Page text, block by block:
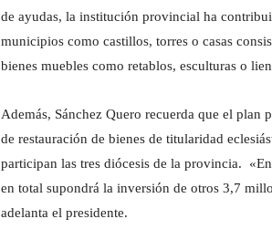
de ayudas, la institución provincial ha
municipios como castillos, torres o casas
bienes muebles como retablos, esculturas o
Además, Sánchez Quero recuerda que el plan
de restauración de bienes de titularidad
participan las tres diócesis de la provincia.
en total supondrá la inversión de otros 3,7
adelanta el presidente.